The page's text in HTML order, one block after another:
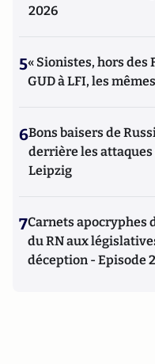
2026
5« Sionistes, hors des
GUD à LFI, les
6Bons baisers de
derrière les
Leipzig
7Carnets apocryphes
du RN aux
déception - Episode 2